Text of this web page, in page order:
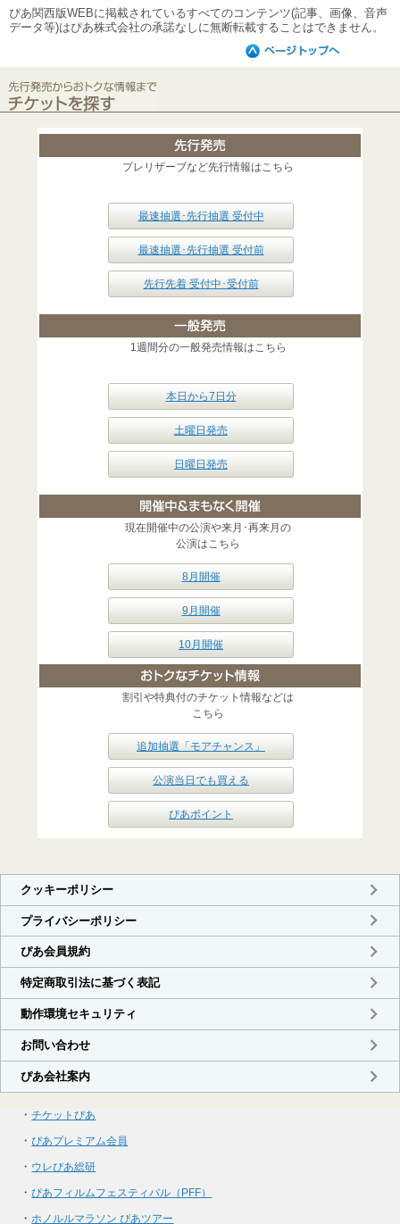
ぴあ関西版WEBに掲載されているすべてのコンテンツ(記事、画像、音声
データ等)はぴあ株式会社の承諾なしに無断転載することはできません。
プレリザーブなど先行情報はこちら
最速抽選･先行抽選 受付中
最速抽選･先行抽選 受付前
先行先着 受付中･受付前
1週間分の一般発売情報はこちら
本日から7日分
土曜日発売
日曜日発売
現在開催中の公演や来月･再来月の
公演はこちら
8月開催
9月開催
10月開催
割引や特典付のチケット情報などは
こちら
追加抽選「モアチャンス」
公演当日でも買える
ぴあポイント
・チケットぴあ
・ぴあプレミアム会員
・ ウレぴあ総研
・ぴあフィルムフェスティバル（PFF）
・ ホノルルマラソン ぴあツアー